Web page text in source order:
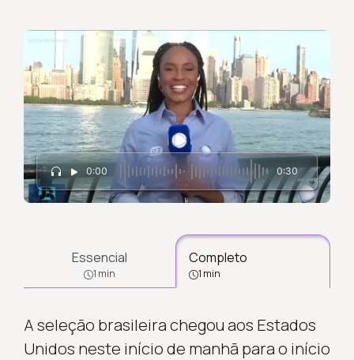
0:00 0:30
Essencial
1 min
Completo
1 min
A seleção brasileira chegou aos Estados
Unidos neste início de manhã para o início